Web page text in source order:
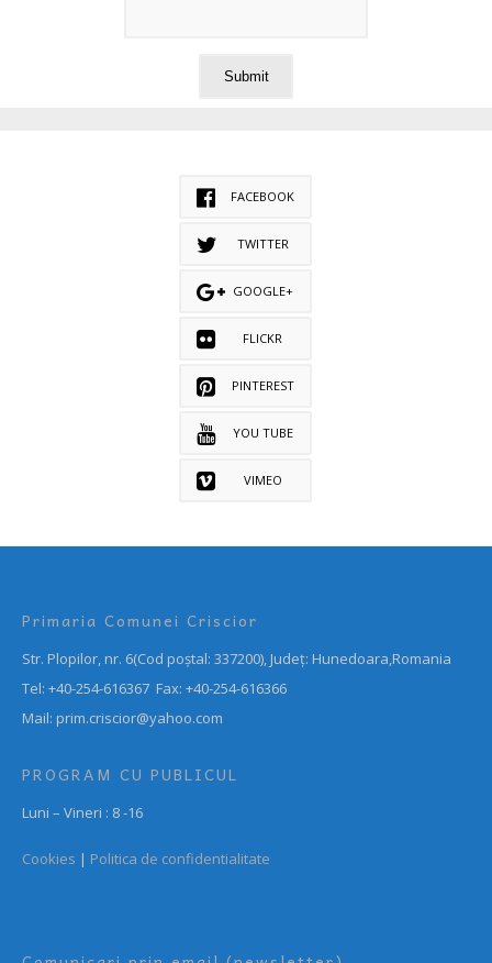
FACEBOOK
TWITTER
GOOGLE+
FLICKR
PINTEREST
YOU TUBE
VIMEO
Primaria Comunei Criscior
Str. Plopilor, nr. 6(Cod poștal: 337200), Județ: Hunedoara,Romania
Tel: +40-254-616367 Fax: +40-254-616366
Mail: prim.criscior@yahoo.com
PROGRAM CU PUBLICUL
Luni – Vineri : 8 -16
Cookies | Politica de confidentialitate